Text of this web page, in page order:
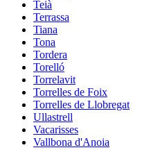
Teià
Terrassa
Tiana
Tona
Tordera
Torelló
Torrelavit
Torrelles de Foix
Torrelles de Llobregat
Ullastrell
Vacarisses
Vallbona d'Anoia